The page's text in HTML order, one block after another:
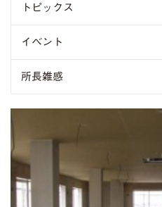
トピックス
イベント
所長雑感